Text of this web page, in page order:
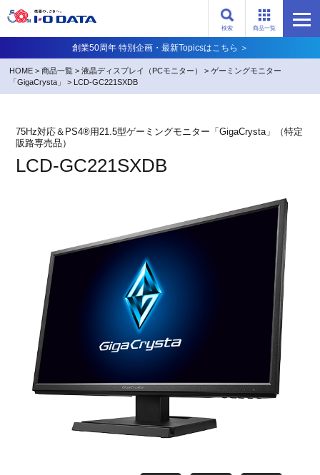
検索 商品一覧
創業50周年 特別企画・最新Topicsはこちら ＞
HOME >商品一覧 >液晶ディスプレイ（PCモニター） >ゲーミングモニター
「GigaCrysta」
> LCD-GC221SXDB
75Hz対応＆PS4®用21.5型ゲーミングモニター「GigaCrysta」（特定
販路専売品）
LCD-GC221SXDB